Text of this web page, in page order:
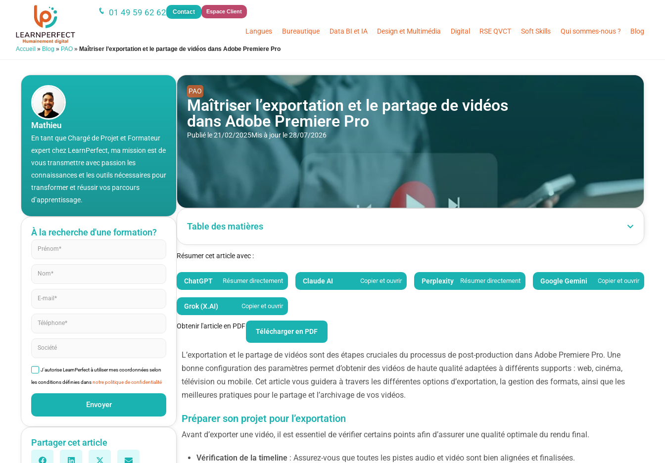
01 49 59 62 62 Contact Espace Client
Langues Bureautique Data BI et IA Design et Multimédia Digital RSE QVCT Soft Skills Qui sommes-nous ? Blog
Accueil » Blog » PAO » Maîtriser l’exportation et le partage de vidéos dans Adobe Premiere Pro
Mathieu
En tant que Chargé de Projet et Formateur
expert chez LearnPerfect, ma mission est de
vous transmettre avec passion les
connaissances et les outils nécessaires pour
transformer et réussir vos parcours
d’apprentissage.
À la recherche d'une formation?
J'autorise LearnPerfect à utiliser mes coordonnées selon
les conditions définies dansnotre politique de confidentialité
Envoyer
Partager cet article
PAO
Maîtriser l’exportation et le partage de vidéos
dans Adobe Premiere Pro
Publié le 21/02/2025Mis à jour le 28/07/2026
Table des matières
Résumer cet article avec :
ChatGPT Résumer directement Claude AI Copier et ouvrir Perplexity Résumer directement Google Gemini Copier et ouvrir
Grok (X.AI) Copier et ouvrir
Obtenir l'article en PDF
Télécharger en PDF
L’exportation et le partage de vidéos sont des étapes cruciales du processus de post-production dans Adobe Premiere Pro. Une
bonne configuration des paramètres permet d’obtenir des vidéos de haute qualité adaptées à différents supports : web, cinéma,
télévision ou mobile. Cet article vous guidera à travers les différentes options d’exportation, la gestion des formats, ainsi que les
meilleures pratiques pour le partage et l’archivage de vos vidéos.
Préparer son projet pour l’exportation
Avant d’exporter une vidéo, il est essentiel de vérifier certains points afin d’assurer une qualité optimale du rendu final.
Vérification de la timeline : Assurez-vous que toutes les pistes audio et vidéo sont bien alignées et finalisées.